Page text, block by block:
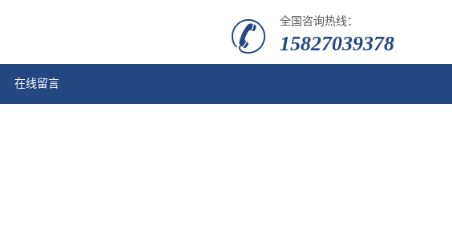
全国咨询热线：
15827039378
在线留言